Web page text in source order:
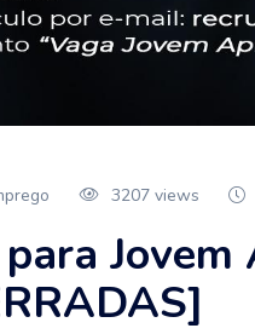
3207 views
Jovem